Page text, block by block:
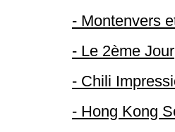
- Montenvers
- Le 2ème Jour
- Chili
- Hong Kong